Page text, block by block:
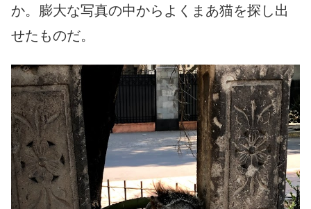
か。膨大な写真の中からよくまあ猫を探し出
せたものだ。